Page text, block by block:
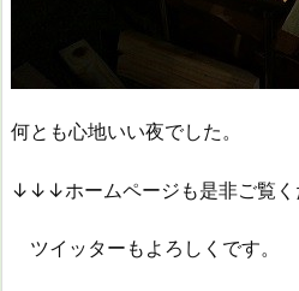
何とも心地いい夜でした。
↓↓↓ホームページも是非ご覧く
ツイッターもよろしくです。